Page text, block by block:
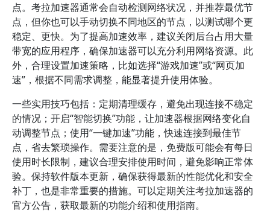
点。考拉加速器通常会自动检测网络状况，并推荐最优节
点，但你也可以手动切换不同地区的节点，以测试哪个更
稳定、更快。为了提高加速效率，建议关闭后台占用大量
带宽的应用程序，确保加速器可以充分利用网络资源。此
外，合理设置加速策略，比如选择“游戏加速”或“网页加
速”，根据不同需求调整，能显著提升使用体验。
一些实用技巧包括：定期清理缓存，避免出现连接不稳定
的情况；开启“智能切换”功能，让加速器根据网络变化自
动调整节点；使用“一键加速”功能，快速连接到最佳节
点，省去繁琐操作。需要注意的是，免费版可能会有每日
使用时长限制，建议合理安排使用时间，避免影响正常体
验。保持软件版本更新，确保获得最新的性能优化和安全
补丁，也是非常重要的措施。可以定期关注考拉加速器的
官方公告，获取最新的功能介绍和使用指南。